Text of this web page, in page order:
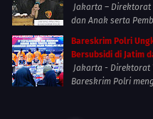
Jakarta – Direktorat
dan Anak serta
Bareskrim Polri
Bersubsidi di Jatim
Jakarta - Direktorat
Bareskrim Polri